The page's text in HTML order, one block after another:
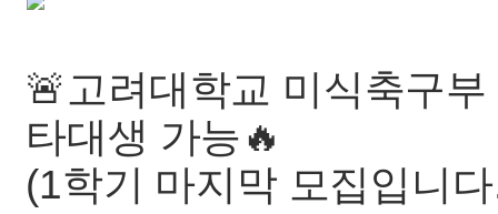
🚨고려대학교 미식축구
타대생 가능🔥
(1학기 마지막 모집입니